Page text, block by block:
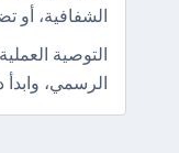
الشفافية، أو
التوصية
الرسمي،